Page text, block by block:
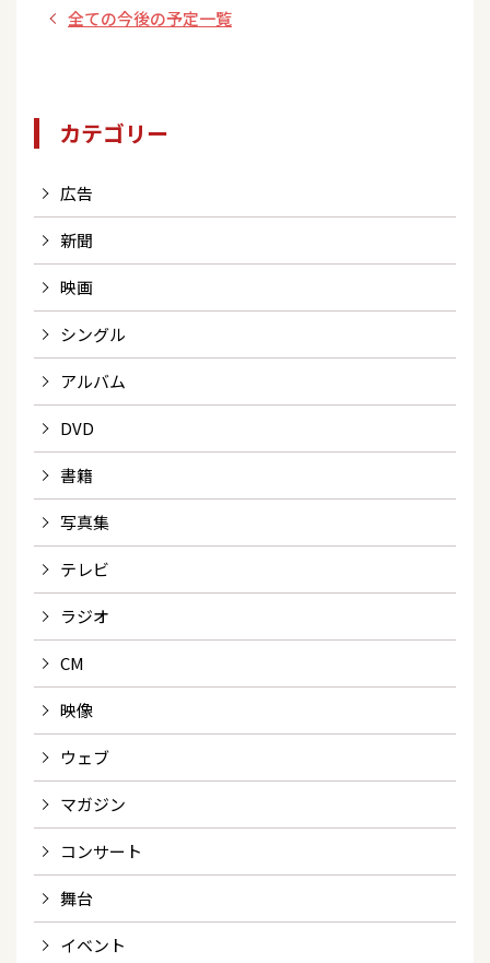
全ての今後の予定一覧
カテゴリー
広告
新聞
映画
シングル
アルバム
DVD
書籍
写真集
テレビ
ラジオ
CM
映像
ウェブ
マガジン
コンサート
舞台
イベント